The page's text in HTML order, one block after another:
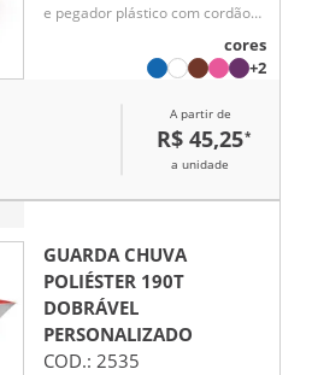
e pegador plástico com cordão
cores
+2
A partir de
R$ 45,25*
a unidade
GUARDA CHUVA
POLIÉSTER 190T
DOBRÁVEL
PERSONALIZADO
COD.: 2535